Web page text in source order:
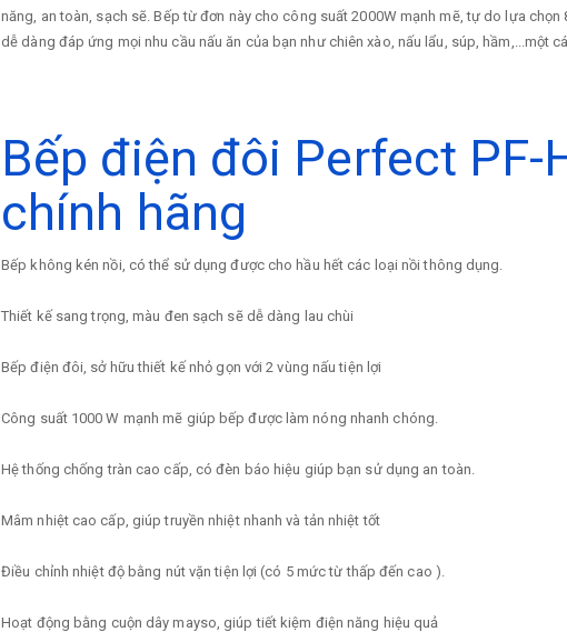
năng, an toàn, sạch sẽ. Bếp từ đơn này cho công suất 2000W mạnh mẽ, tự do lựa
dễ dàng đáp ứng mọi nhu cầu nấu ăn của bạn như chiên xào, nấu lẩu, súp, hầm,...một
Bếp điện đôi Perfect PF-
chính hãng
Bếp không kén nồi, có thể sử dụng được cho hầu hết các loại nồi thông dụng.
Thiết kế sang trọng, màu đen sạch sẽ dễ dàng lau chùi
Bếp điện đôi, sở hữu thiết kế nhỏ gọn với 2 vùng nấu tiện lợi
Công suất 1000 W mạnh mẽ giúp bếp được làm nóng nhanh chóng.
Hệ thống chống tràn cao cấp, có đèn báo hiệu giúp bạn sử dụng an toàn.
Mâm nhiệt cao cấp, giúp truyền nhiệt nhanh và tản nhiệt tốt
Điều chỉnh nhiệt độ bằng nút vặn tiện lợi (có 5 mức từ thấp đến cao ).
Hoạt động bằng cuộn dây mayso, giúp tiết kiệm điện năng hiệu quả